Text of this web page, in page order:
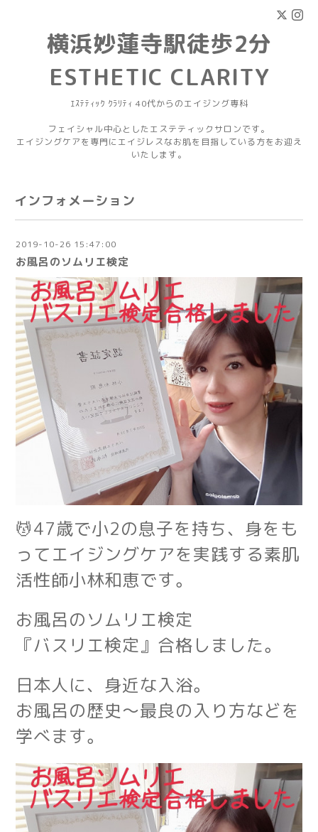
横浜妙蓮寺駅徒歩2分
ESTHETIC CLARITY
ｴｽﾃﾃｨｯｸ ｸﾗﾘﾃｨ 40代からのエイジング専科
フェイシャル中心としたエステティックサロンです。
エイジングケアを専門にエイジレスなお肌を目指している方をお迎え
いたします。
インフォメーション
2019-10-26 15:47:00
お風呂のソムリエ検定
💆47歳で小2の息子を持ち、身をも
ってエイジングケアを実践する素肌
活性師小林和恵です。
お風呂のソムリエ検定
『バスリエ検定』合格しました。
日本人に、身近な入浴。
お風呂の歴史～最良の入り方などを
学べます。